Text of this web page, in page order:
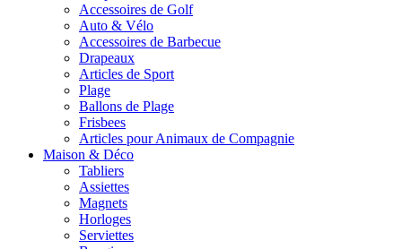
Accessoires de Golf
Auto & Vélo
Accessoires de Barbecue
Drapeaux
Articles de Sport
Plage
Ballons de Plage
Frisbees
Articles pour Animaux de Compagnie
Maison & Déco
Tabliers
Assiettes
Magnets
Horloges
Serviettes